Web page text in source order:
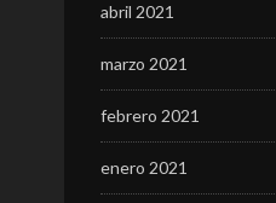
abril 2021
marzo 2021
febrero 2021
enero 2021